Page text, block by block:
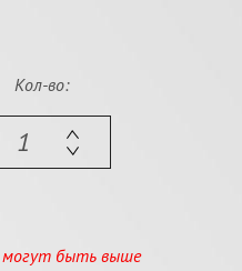
Кол-во:
могут быть выше